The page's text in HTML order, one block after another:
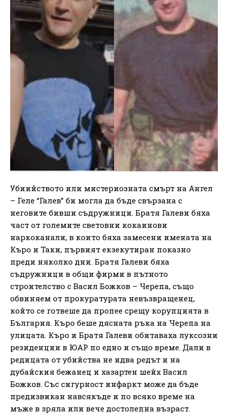
Убиийството или мистериозната смърт на Ангел
– Геле “Галев” би могла да бъде свързана с
неговите бивши съдружници. Братя Галеви бяха
част от големите световни кокаинови
наркоканали, в които бяха замесени имената на
Къро и Таки, първият екзекутиран показно
преди няколко дни. Братя Галеви бяха
съдружници в общи фирми в пътното
строителство с Васил Божков – Черепа, също
обвиняем от прокуратурата невъзвращенец,
който се готвеше да пропее срещу корупцията в
България. Къро беше дясната ръка на Черепа на
улицата. Къро и Братя Галеви обитаваха луксозни
резиденции в ЮАР по едно и също време. Дали в
редицата от убийства не идва редът и на
дубайския бежанец и хазартен шейх Васил
Божков. Със сигурност инфаркт може да бъде
предизвикан навсякъде и по всяко време на
мъже в зряла или вече достолепна възраст.